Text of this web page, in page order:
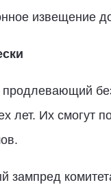
извещение
лет. Их смогут
зампред